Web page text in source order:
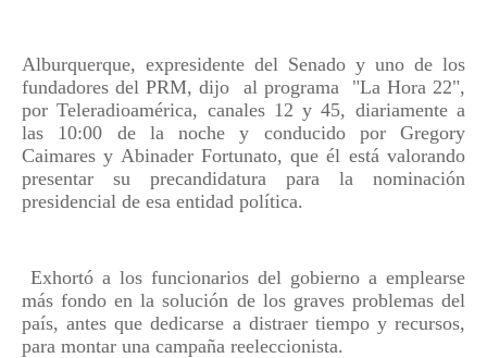
Alburquerque, expresidente del Senado y uno de los
fundadores del PRM, dijo
al programa
"La Hora 22",
por Teleradioamérica, canales 12 y 45, diariamente a
las 10:00 de la noche y conducido por Gregory
Caimares y Abinader Fortunato, que él está valorando
presentar su precandidatura para la nominación
presidencial de esa entidad política.
Exhortó a los funcionarios del gobierno a emplearse
más fondo en la solución de los graves problemas del
país, antes que dedicarse a distraer tiempo y recursos,
para montar una campaña reeleccionista.